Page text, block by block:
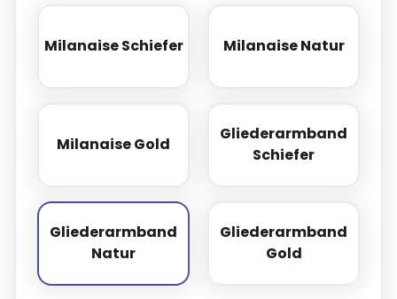
Milanaise Schiefer
Milanaise SchieferMilanaise Natur
Milanaise Natur
Milanaise Gold
Milanaise Gold
Gliederarmband
Schiefer
Gliederarmband
NaturGliederarmband Natur
Gliederarmband
Gold